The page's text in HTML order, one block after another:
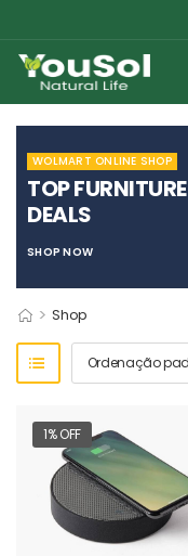
WOLMART ONLINE SHOP
TOP FURNITURE
DEALS
SHOP NOW
> Shop
1% OFF